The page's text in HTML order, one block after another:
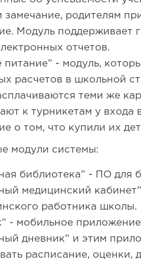
замечание, родителям
Модуль поддерживает
отчетов.
питание” - модуль,
расчетов в школьной
теми же
к турникетам у входа
о том, что купили их
модули системы:
библиотека” - ПО для
медицинский
работника школы.
- мобильное
дневник” и этим
расписание, оценки,